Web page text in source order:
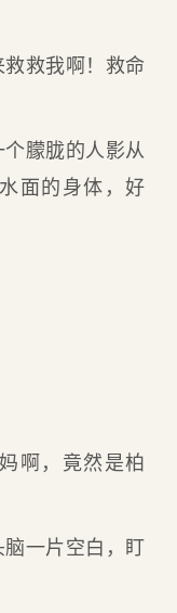
救我啊！救命
朦胧的人影从
面的身体，好
啊，竟然是柏
一片空白，盯